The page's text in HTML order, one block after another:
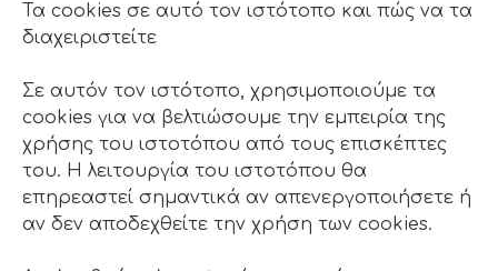
Τα cookies σε αυτό τον ιστότοπο και πώς να τα
διαχειριστείτε
Σε αυτόν τον ιστότοπο, χρησιμοποιούμε τα
cookies για να βελτιώσουμε την εμπειρία της
χρήσης του ιστοτόπου από τους επισκέπτες
του. Η λειτουργία του ιστοτόπου θα
επηρεαστεί σημαντικά αν απενεργοποιήσετε ή
αν δεν αποδεχθείτε την χρήση των cookies.